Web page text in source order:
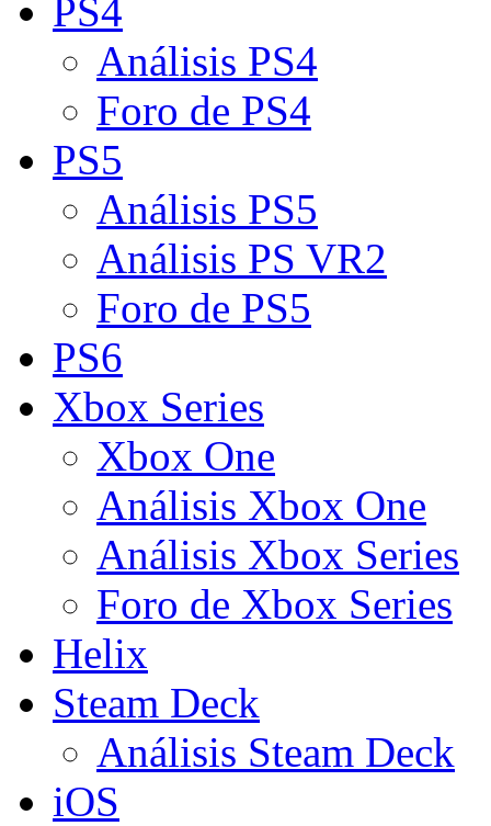
PS4
Análisis PS4
Foro de PS4
PS5
Análisis PS5
Análisis PS VR2
Foro de PS5
PS6
Xbox Series
Xbox One
Análisis Xbox One
Análisis Xbox Series
Foro de Xbox Series
Helix
Steam Deck
Análisis Steam Deck
iOS